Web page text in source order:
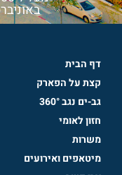
דף הבית
קצת על הפארק
גב-ים נגב 360°
חזון לאומי
משרות
מיטאפים ואירועים